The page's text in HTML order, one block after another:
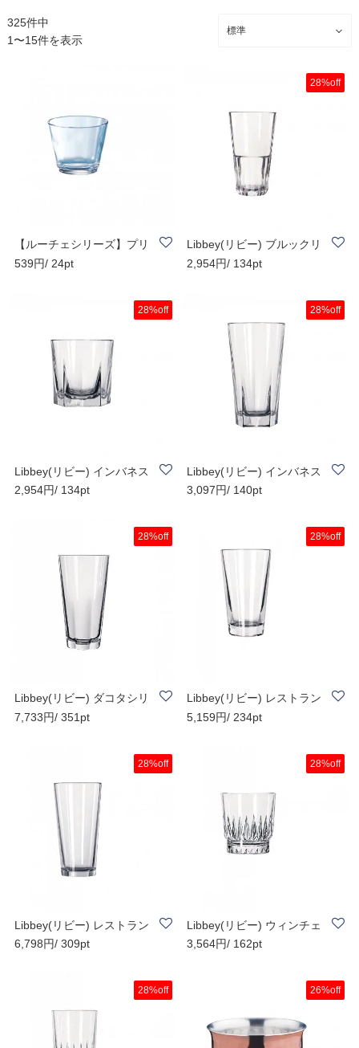
325件中
1〜15件を表示
【ルーチェシリーズ】プリ
ンカップミニ ..
539円/ 24pt
28%off
Libbey(リビー) ブルックリ
ンシリーズ ..
2,954円/ 134pt
28%off
Libbey(リビー) インバネス
シリーズ ロ..
2,954円/ 134pt
28%off
Libbey(リビー) インバネス
シリーズ ビ..
3,097円/ 140pt
28%off
Libbey(リビー) ダコタシリ
ーズ クーラ..
7,733円/ 351pt
28%off
Libbey(リビー) レストラン
ベーシックシ..
5,159円/ 234pt
28%off
Libbey(リビー) レストラン
ベーシックシ..
6,798円/ 309pt
28%off
Libbey(リビー) ウィンチェ
スターシリー..
3,564円/ 162pt
28%off 26%off